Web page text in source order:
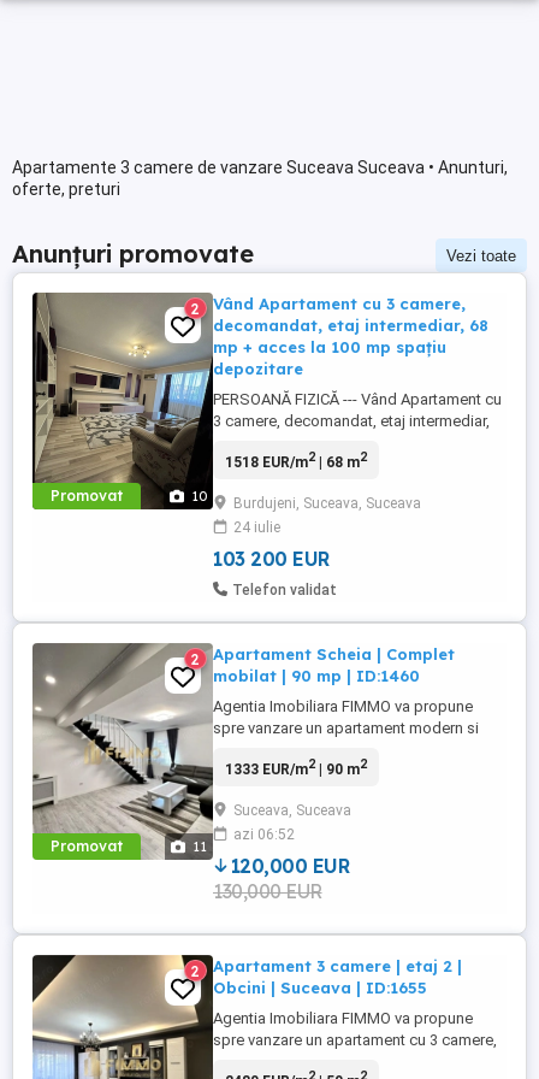
Apartamente 3 camere de vanzare Suceava Suceava • Anunturi,
oferte, preturi
Anunțuri promovate Vezi toate
Promovat 10
2
Vând Apartament cu 3 camere,
decomandat, etaj intermediar, 68
mp + acces la 100 mp spațiu
depozitare
PERSOANĂ FIZICĂ --- Vând Apartament cu
3 camere, decomandat, etaj intermediar,
depozitare, renovat, mobilat si utilat, zonă
sunt predictibile, apartamentul este deja
renovat complet și știi exact ce cumperi!
Dacă ...
1518 EUR/m2| 68 m2
Burdujeni, Suceava, Suceava
24 iulie
103 200 EUR
Telefon validat
Promovat 11
2
Apartament Scheia | Complet
mobilat | 90 mp | ID:1460
Agentia Imobiliara FIMMO va propune
spre vanzare un apartament modern si
regim de inaltime P+1. Proprietatea se afla
generoasa de 90 mp utili, oferind confort
si functionalitate intr-un ambient luminos
si echilibrat. Compartimentarea ...
1333 EUR/m2| 90 m2
Suceava, Suceava
azi 06:52
120,000 EUR
130,000 EUR
2
Apartament 3 camere | etaj 2 |
Obcini | Suceava | ID:1655
Agentia Imobiliara FIMMO va propune
spre vanzare un apartament cu 3 camere,
2 2